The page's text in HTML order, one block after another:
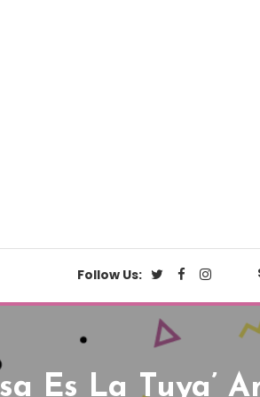
Follow Us:
Es La Tuya’